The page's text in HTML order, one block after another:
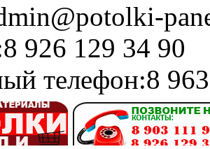
8 926 129 34 90
телефон:8